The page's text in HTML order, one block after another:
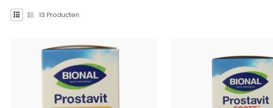
13 Producten